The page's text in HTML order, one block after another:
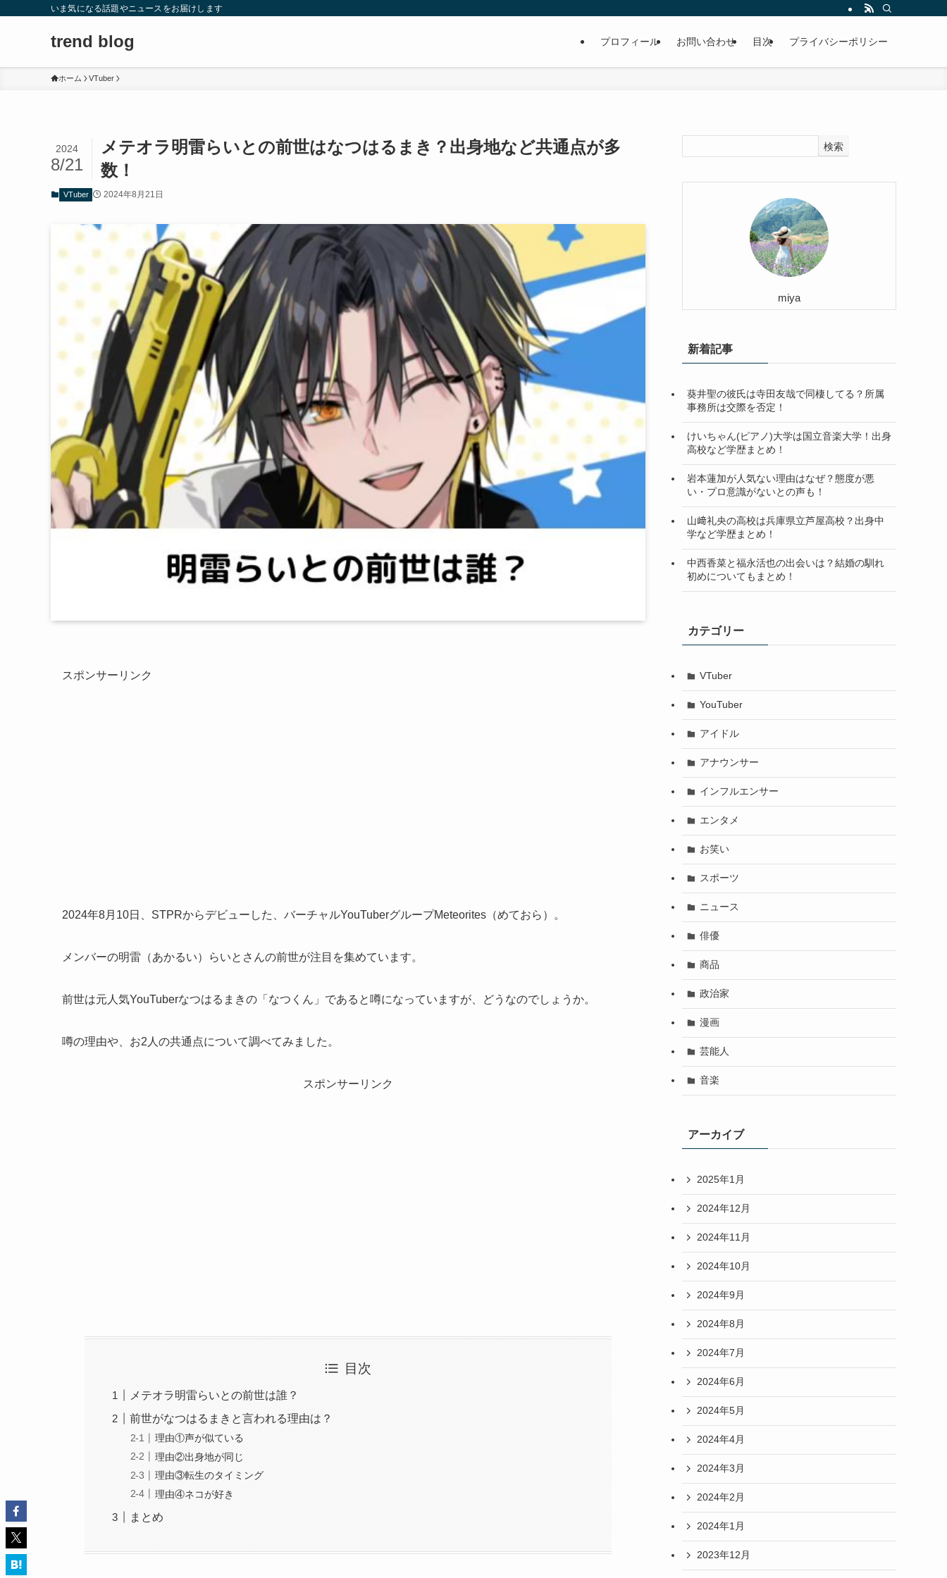
いま気になる話題やニュースをお届けします
trend blog プロフィール お問い合わせ 目次 プライバシーポリシー
ホーム VTuber
メテオラ明雷らいとの前世はなつはるまき？出身地など共通点が多
数！
2024
8/21
VTuber 2024年8月21日
スポンサーリンク
2024年8月10日、STPRからデビューした、バーチャルYouTuberグループMeteorites（めておら）。
メンバーの明雷（あかるい）らいとさんの前世が注目を集めています。
前世は元人気YouTuberなつはるまきの「なつくん」であると噂になっていますが、どうなのでしょうか。
噂の理由や、お2人の共通点について調べてみました。
スポンサーリンク
目次
メテオラ明雷らいとの前世は誰？
前世がなつはるまきと言われる理由は？
理由①声が似ている
理由②出身地が同じ
理由③転生のタイミング
理由④ネコが好き
まとめ
検索
miya
新着記事
葵井聖の彼氏は寺田友哉で同棲してる？所属
事務所は交際を否定！
けいちゃん(ピアノ)大学は国立音楽大学！出身
高校など学歴まとめ！
岩本蓮加が人気ない理由はなぜ？態度が悪
い・プロ意識がないとの声も！
山﨑礼央の高校は兵庫県立芦屋高校？出身中
学など学歴まとめ！
中西香菜と福永活也の出会いは？結婚の馴れ
初めについてもまとめ！
カテゴリー
VTuber
YouTuber
アイドル
アナウンサー
インフルエンサー
エンタメ
お笑い
スポーツ
ニュース
俳優
商品
政治家
漫画
芸能人
音楽
アーカイブ
2025年1月
2024年12月
2024年11月
2024年10月
2024年9月
2024年8月
2024年7月
2024年6月
2024年5月
2024年4月
2024年3月
2024年2月
2024年1月
2023年12月